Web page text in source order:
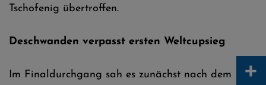
Tschofenig übertroffen.
Deschwanden verpasst ersten Weltcupsieg
Im Finaldurchgang sah es zunächst nach dem
+